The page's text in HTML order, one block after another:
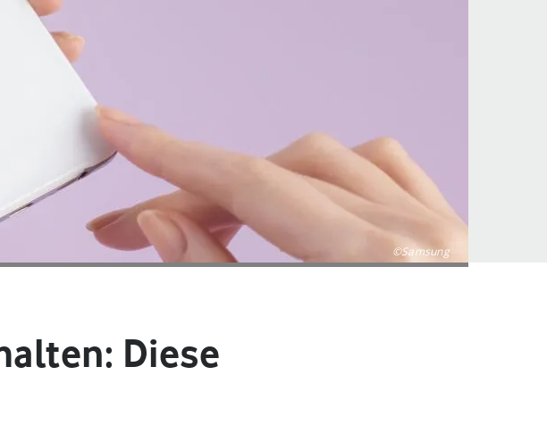
©Samsung
Diese